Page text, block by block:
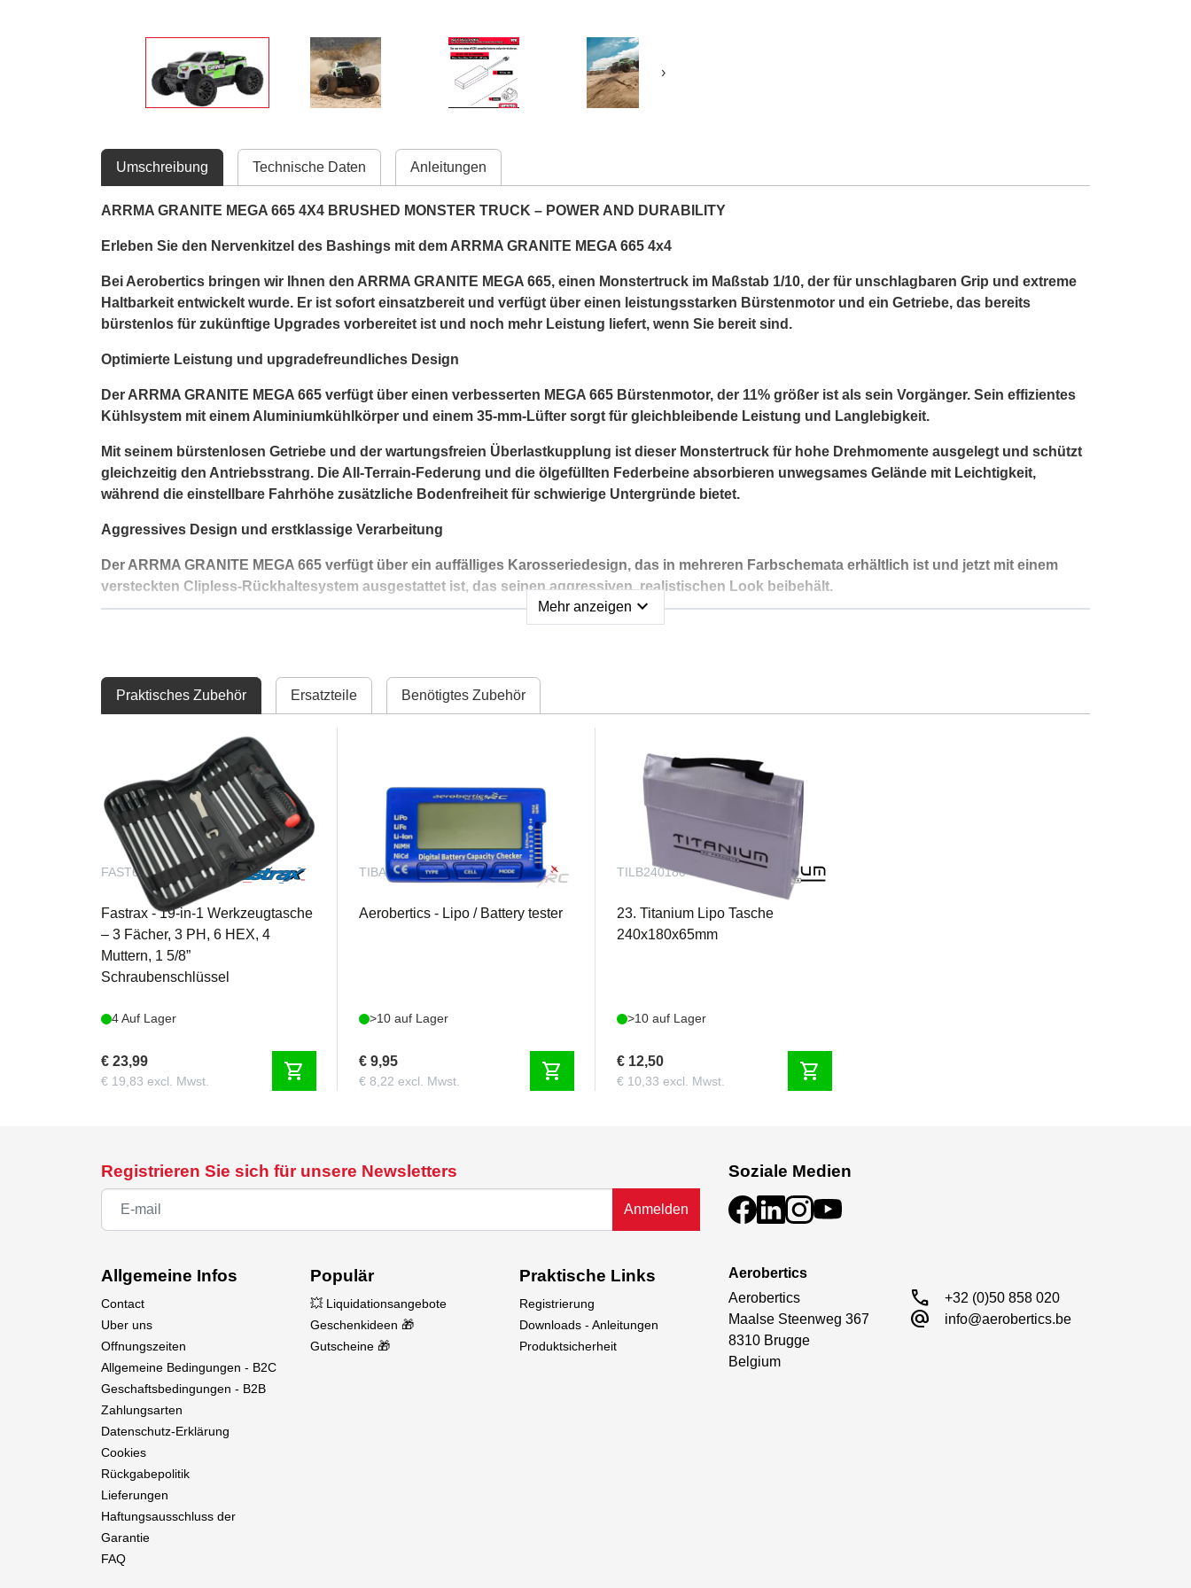
›
Umschreibung Technische Daten Anleitungen
ARRMA GRANITE MEGA 665 4X4 BRUSHED MONSTER TRUCK – POWER AND DURABILITY
Erleben Sie den Nervenkitzel des Bashings mit dem ARRMA GRANITE MEGA 665 4x4
Bei Aerobertics bringen wir Ihnen den ARRMA GRANITE MEGA 665, einen Monstertruck im Maßstab 1/10, der für unschlagbaren Grip und extreme
Haltbarkeit entwickelt wurde. Er ist sofort einsatzbereit und verfügt über einen leistungsstarken Bürstenmotor und ein Getriebe, das bereits
bürstenlos für zukünftige Upgrades vorbereitet ist und noch mehr Leistung liefert, wenn Sie bereit sind.
Optimierte Leistung und upgradefreundliches Design
Der ARRMA GRANITE MEGA 665 verfügt über einen verbesserten MEGA 665 Bürstenmotor, der 11% größer ist als sein Vorgänger. Sein effizientes
Kühlsystem mit einem Aluminiumkühlkörper und einem 35-mm-Lüfter sorgt für gleichbleibende Leistung und Langlebigkeit.
Mit seinem bürstenlosen Getriebe und der wartungsfreien Überlastkupplung ist dieser Monstertruck für hohe Drehmomente ausgelegt und schützt
gleichzeitig den Antriebsstrang. Die All-Terrain-Federung und die ölgefüllten Federbeine absorbieren unwegsames Gelände mit Leichtigkeit,
während die einstellbare Fahrhöhe zusätzliche Bodenfreiheit für schwierige Untergründe bietet.
Aggressives Design und erstklassige Verarbeitung
Der ARRMA GRANITE MEGA 665 verfügt über ein auffälliges Karosseriedesign, das in mehreren Farbschemata erhältlich ist und jetzt mit einem
versteckten Clipless-Rückhaltesystem ausgestattet ist, das seinen aggressiven, realistischen Look beibehält.
Die mehrschichtigen dBoots Fortress MT Reifen liefern eine hervorragende Traktion und das verstärkte Composite Chassis mit erhöhten
Zuverlässige und hochwertige Elektronik
Ausgestattet mit erstklassiger Elektronik enthält dieser Monstertruck einen Spektrum SLT 2-in-1 40A LiPo-fähigen wasserdichten ESC/Receiver, ein
leistungsstarkes Spektrum S661 Metall-Getriebe-Servo und einen Spektrum SLT2 2.4GHz Sender für präzise und reaktionsschnelle Steuerung.
Mit dem serienmäßigen 3S-Bürstenlos-Getriebe, ist der ARRMA GRANITE MEGA 665 4x4 für ein einfaches Upgrade auf bürstenlosen Antrieb
ausgerüstet, um eine höhere Effizienz und Leistung zu erzielen, wann immer Sie’re bereit.
Mehr anzeigen expand_more
Praktisches Zubehör Ersatzteile Benötigtes Zubehör
FAST607
Fastrax - 19-in-1 Werkzeugtasche
– 3 Fächer, 3 PH, 6 HEX, 4
Muttern, 1 5/8”
Schraubenschlüssel
4 Auf Lager
€ 23,99
€ 19,83 excl. Mwst. shopping_cart
TIBATST
Aerobertics - Lipo / Battery tester
>10 auf Lager
€ 9,95
€ 8,22 excl. Mwst. shopping_cart
TILB240180
23. Titanium Lipo Tasche
240x180x65mm
>10 auf Lager
€ 12,50
€ 10,33 excl. Mwst. shopping_cart
Registrieren Sie sich für unsere Newsletters
Anmelden
Soziale Medien
Allgemeine Infos
Contact
Uber uns
Offnungszeiten
Allgemeine Bedingungen - B2C
Geschaftsbedingungen - B2B
Zahlungsarten
Datenschutz-Erklärung
Cookies
Rückgabepolitik
Lieferungen
Haftungsausschluss der
Garantie
FAQ
Populär
💥 Liquidationsangebote
Geschenkideen 🎁
Gutscheine 🎁
Praktische Links
Registrierung
Downloads - Anleitungen
Produktsicherheit
Aerobertics
Aerobertics
Maalse Steenweg 367
8310 Brugge
Belgium
call +32 (0)50 858 020
alternate_email info@aerobertics.be